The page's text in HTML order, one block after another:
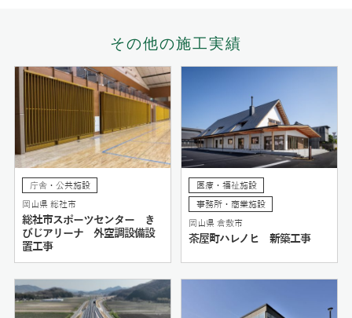
その他の施工実績
庁舎・公共施設
岡山県 総社市
総社市スポーツセンター き
びじアリーナ 外空調設備設
置工事
医療・福祉施設
事務所・商業施設
岡山県 倉敷市
茶屋町ハレノヒ 新築工事